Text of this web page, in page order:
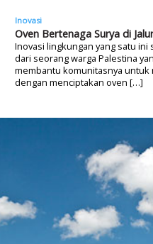
Inovasi
Oven Bertenaga Surya di
Inovasi lingkungan yang satu
dari seorang warga Palestina
membantu komunitasnya
dengan menciptakan oven […]